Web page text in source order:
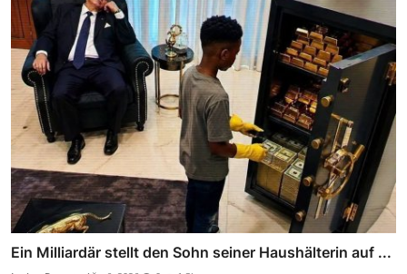
Ein Milliardär stellt den Sohn seiner Haushälterin auf ...